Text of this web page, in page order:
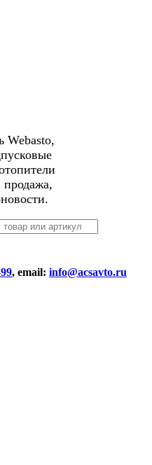
Webasto,
, email: info@acsavto.ru
скидки на